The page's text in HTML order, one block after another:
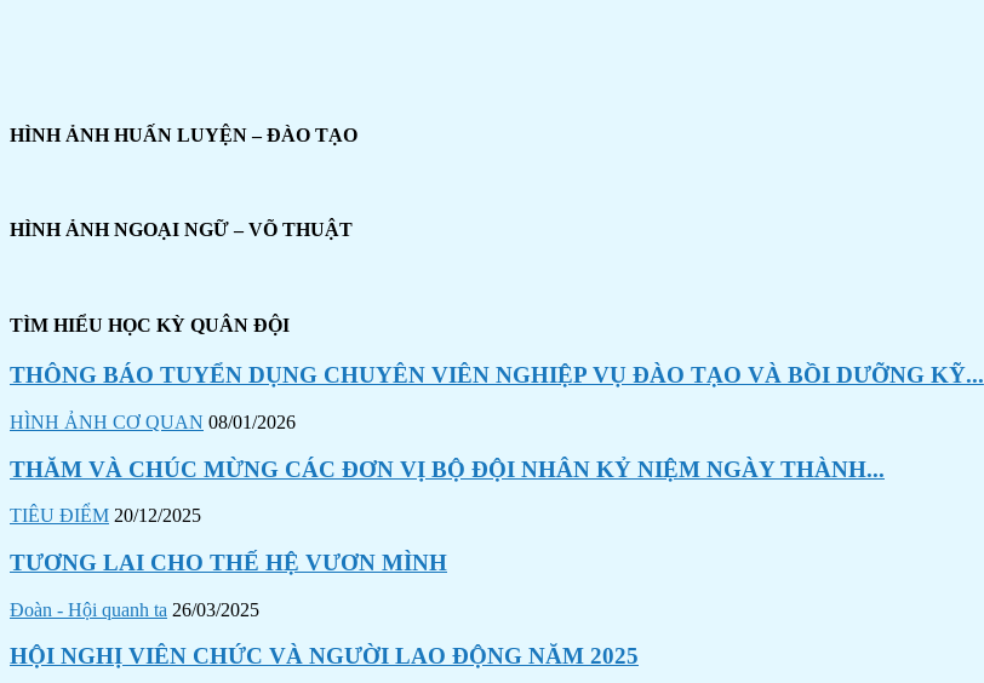
HÌNH ẢNH HUẤN LUYỆN – ĐÀO TẠO
HÌNH ẢNH NGOẠI NGỮ – VÕ THUẬT
TÌM HIỂU HỌC KỲ QUÂN ĐỘI
THÔNG BÁO TUYỂN DỤNG CHUYÊN VIÊN NGHIỆP VỤ ĐÀO TẠO VÀ BỒI DƯỠNG KỸ...
HÌNH ẢNH CƠ QUAN 08/01/2026
THĂM VÀ CHÚC MỪNG CÁC ĐƠN VỊ BỘ ĐỘI NHÂN KỶ NIỆM NGÀY THÀNH...
TIÊU ĐIỂM 20/12/2025
TƯƠNG LAI CHO THẾ HỆ VƯƠN MÌNH
Đoàn - Hội quanh ta 26/03/2025
HỘI NGHỊ VIÊN CHỨC VÀ NGƯỜI LAO ĐỘNG NĂM 2025